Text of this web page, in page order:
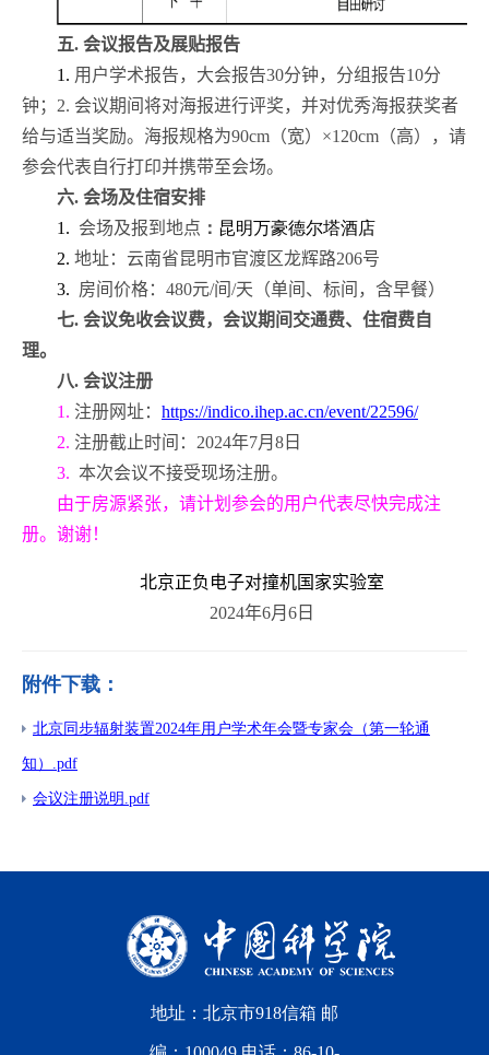
五. 会议报告及展贴报告
1. 用户学术报告，大会报告30分钟，分组报告10分
钟； 2. 会议期间将对海报进行评奖，并对优秀海报获奖者
给与适当奖励。海报规格为90cm （宽） ×120cm （高），请
参会代表自行打印并携带至会场。
六. 会场及住宿安排
1. 会场及报到地点 ： 昆明万豪德尔塔酒店
2. 地址：云南省昆明市官渡区龙辉路206号
3. 房间价格： 480元/间/天（单间、标间，含早餐）
七. 会议免收会议费，会议期间交通费、住宿费自
理。
八. 会议注册
1. 注册网址： https://indico.ihep.ac.cn/event/22596/
2. 注册截止时间： 2024年7月 8 日
3. 本次会议不接受现场注册。
由于房源紧张，请计划参会的用户代表尽快完成注
册。谢谢！
北京正负电子对撞机国家实验室
2024年6月 6 日
附件下载：
北京同步辐射装置2024年用户学术年会暨专家会（第一轮通
知）.pdf
会议注册说明.pdf
地址：北京市918信箱 邮